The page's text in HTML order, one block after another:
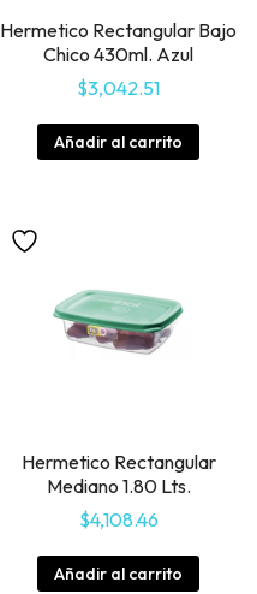
Hermetico Rectangular Bajo
Chico 430ml. Azul
$3,042.51
Añadir al carrito
Hermetico Rectangular
Mediano 1.80 Lts.
$4,108.46
Añadir al carrito